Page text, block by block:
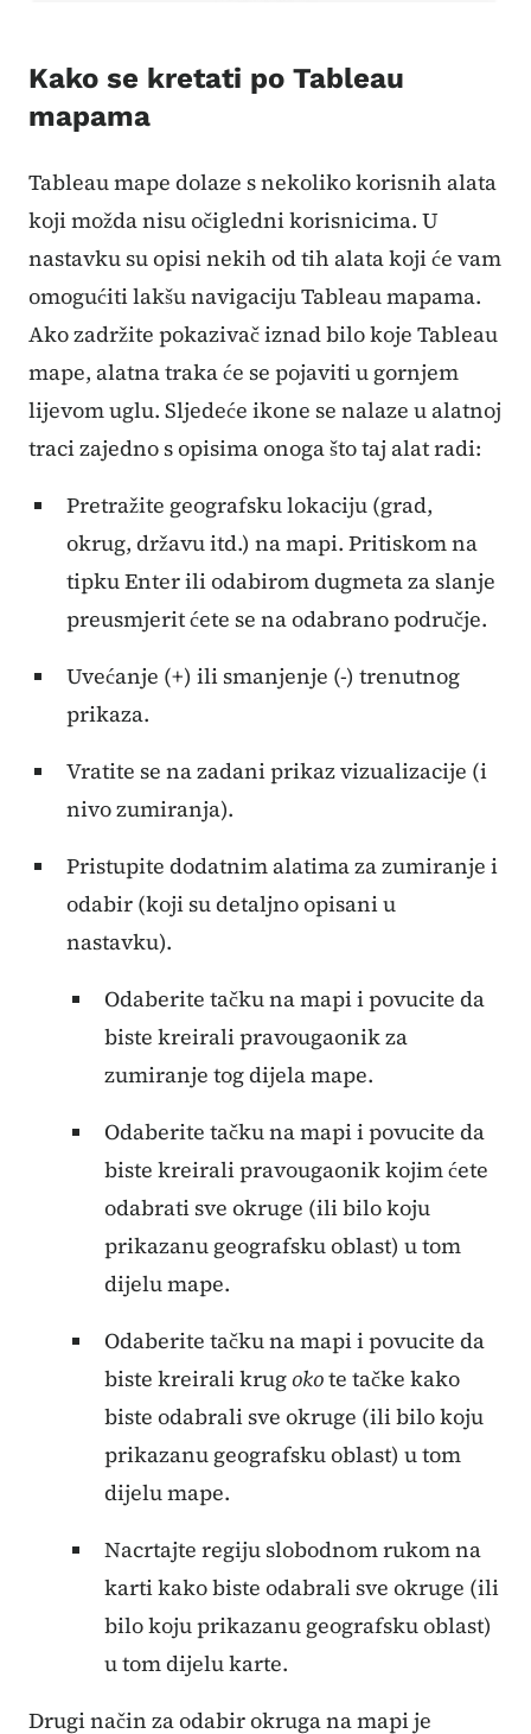
Kako se kretati po Tableau
mapama
Tableau mape dolaze s nekoliko korisnih alata
koji možda nisu očigledni korisnicima. U
nastavku su opisi nekih od tih alata koji će vam
omogućiti lakšu navigaciju Tableau mapama.
Ako zadržite pokazivač iznad bilo koje Tableau
mape, alatna traka će se pojaviti u gornjem
lijevom uglu. Sljedeće ikone se nalaze u alatnoj
traci zajedno s opisima onoga što taj alat radi:
Pretražite geografsku lokaciju (grad,
okrug, državu itd.) na mapi. Pritiskom na
tipku Enter ili odabirom dugmeta za slanje
preusmjerit ćete se na odabrano područje.
Uvećanje (+) ili smanjenje (-) trenutnog
prikaza.
Vratite se na zadani prikaz vizualizacije (i
nivo zumiranja).
Pristupite dodatnim alatima za zumiranje i
odabir (koji su detaljno opisani u
nastavku).
Odaberite tačku na mapi i povucite da
biste kreirali pravougaonik za
zumiranje tog dijela mape.
Odaberite tačku na mapi i povucite da
biste kreirali pravougaonik kojim ćete
odabrati sve okruge (ili bilo koju
prikazanu geografsku oblast) u tom
dijelu mape.
Odaberite tačku na mapi i povucite da
biste kreirali krugokote tačke kako
biste odabrali sve okruge (ili bilo koju
prikazanu geografsku oblast) u tom
dijelu mape.
Nacrtajte regiju slobodnom rukom na
karti kako biste odabrali sve okruge (ili
bilo koju prikazanu geografsku oblast)
u tom dijelu karte.
Drugi način za odabir okruga na mapi je